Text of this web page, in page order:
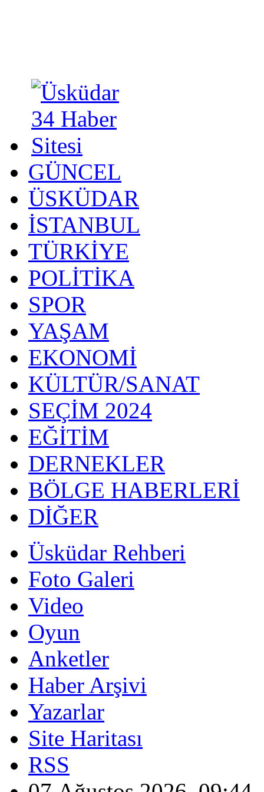
GÜNCEL
ÜSKÜDAR
İSTANBUL
TÜRKİYE
POLİTİKA
SPOR
YAŞAM
EKONOMİ
KÜLTÜR/SANAT
SEÇİM 2024
EĞİTİM
DERNEKLER
BÖLGE HABERLERİ
DİĞER
Üsküdar Rehberi
Foto Galeri
Video
Oyun
Anketler
Haber Arşivi
Yazarlar
Site Haritası
RSS